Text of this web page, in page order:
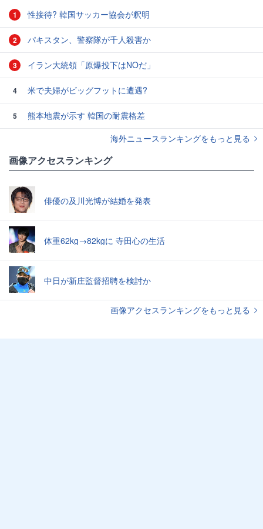
1 性接待? 韓国サッカー協会が釈明
2 パキスタン、警察隊が千人殺害か
3 イラン大統領「原爆投下はNOだ」
4 米で夫婦がビッグフットに遭遇?
5
熊本地震が示す 韓国の耐震格差
海外ニュースランキングをもっと見る
画像アクセスランキング
俳優の及川光博が結婚を発表
体重62kg→82kgに 寺田心の生活
中日が新庄監督招聘を検討か
画像アクセスランキングをもっと見る